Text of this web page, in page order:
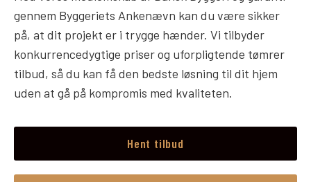
gennem Byggeriets Ankenævn kan du være sikker
på, at dit projekt er i trygge hænder. Vi tilbyder
konkurrencedygtige priser og uforpligtende tømrer
tilbud, så du kan få den bedste løsning til dit hjem
uden at gå på kompromis med kvaliteten.
Hent tilbud